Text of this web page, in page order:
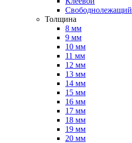
Свободнолежащий
Толщина
8 мм
9 мм
10 мм
11 мм
12 мм
13 мм
14 мм
15 мм
16 мм
17 мм
18 мм
19 мм
20 мм